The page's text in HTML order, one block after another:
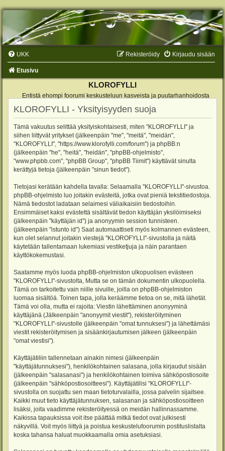
UKK Kirjaudu sisään
Rekisteröidy
Etusivu
KLOROFYLLI
Entistä ehompi foorumi keskusteluun kasveista ja puutarhanhoidosta
KLOROFYLLI - Yksityisyyden suoja
Tämä vakuutus selittää yksityiskohtaisesti, miten "KLOROFYLLI" ja
siihen liittyvät yritykset (jälkeenpäin "me", "meitä", "meidän",
"KLOROFYLLI", "https://www.klorofylli.com/forum") ja phpBB:n
(jälkeenpäin "he", "heitä", "heidän", "phpBB-ohjelmisto",
"www.phpbb.com", "phpBB Group", "phpBB Tiimit") käyttävät sinulta
kerättyjä tietoja (jälkeenpäin "sinun tiedot").
Tietojasi kerätään kahdella tavalla: Selaamalla "KLOROFYLLI"-sivustoa.
phpBB-ohjelmisto luo joitakin evästeitä, jotka ovat pieniä tekstitiedostoja.
Nämä tiedostot ladataan selaimesi väliaikaisiin tiedostoihin.
Ensimmäiset kaksi evästettä sisältävät tiedon käyttäjän yksilöimiseksi
(jälkeenpäin "käyttäjän id") ja anonyymin session tunnisteen.
(jälkeenpäin "istunto id") Saat automaattiseti myös kolmannen evästeen,
kun olet selannut joitakin viestejä "KLOROFYLLI"-sivustolla ja näitä
käytetään tallentamaan lukemiasi vestiketjuja ja näin parantaen
käyttökokemustasi.
Saatamme myös luoda phpBB-ohjelmiston ulkopuolisen evästeen
"KLOROFYLLI"-sivustolta, Mutta se on tämän dokumentin ulkopuolella.
Tämä on tarkoitettu vain niille sivuille, joilla on phpBB-ohjelmiston
luomaa sisältöä. Toinen tapa, jolla keräämme tietoa on se, mitä lähetät.
Tämä voi olla, mutta ei rajoita: Viestin lähettäminen anonyyminä
käyttäjänä (Jälkeenpäin "anonyymit viestit"), rekisteröityminen
"KLOROFYLLI"-sivustolle (jälkeenpäin "omat tunnuksesi") ja lähettämäsi
viestit rekisteröitymisen ja sisäänkirjautumisen jälkeen (jälkeenpäin
"omat viestisi").
Käyttäjätiliin tallennetaan ainakin nimesi (jälkeenpäin
"käyttäjätunnuksesi"), henkilökohtainen salasana, jolla kirjaudut sisään
(jälkeenpäin "salasanasi") ja henkilökohtainen toimiva sähköpostiosoite
(jälkeenpäin "sähköpostiosoitteesi"). Käyttäjätilisi "KLOROFYLLI"-
sivustolla on suojattu sen maan tietoturvalailla, jossa palvelin sijaitsee.
Kaikki muut tieto käyttäjätunnuksen, salasanan ja sähköpostiosoitteen
lisäksi, joita vaadimme rekisteröityessä on meidän hallinnassamme.
Kaikissa tapauksissa voit itse päättää mitkä tiedot ovat julkisesti
näkyvillä. Voit myös liittyä ja poistua keskustelufoorumin postituslistalta
koska tahansa haluat muokkaamalla omia asetuksiasi.